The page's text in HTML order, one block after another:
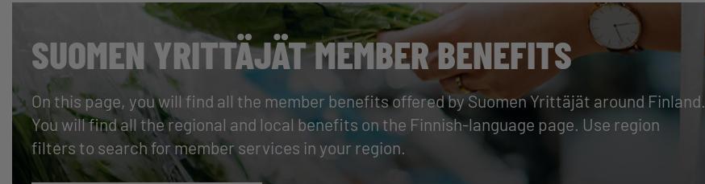
SUOMEN YRITTÄJÄT MEMBER BENEFITS
On this page, you will find all the member benefits offered by Suomen Yrittäjät around Finland.
You will find all the regional and local benefits on the Finnish-language page. Use region
filters to search for member services in your region.